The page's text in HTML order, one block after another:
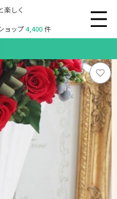
楽しく
ョップ4,400件